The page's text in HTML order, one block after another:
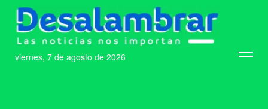
viernes, 7 de agosto de 2026